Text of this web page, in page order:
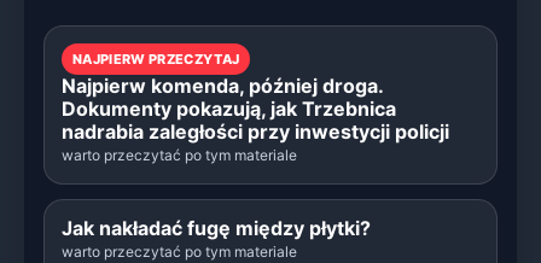
NAJPIERW PRZECZYTAJ
Najpierw komenda, później droga.
Dokumenty pokazują, jak Trzebnica
nadrabia zaległości przy inwestycji policji
warto przeczytać po tym materiale
Jak nakładać fugę między płytki?
warto przeczytać po tym materiale